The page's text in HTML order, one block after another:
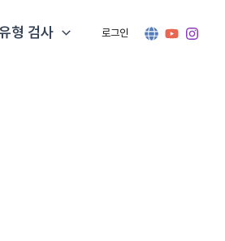
형 검사 로그인